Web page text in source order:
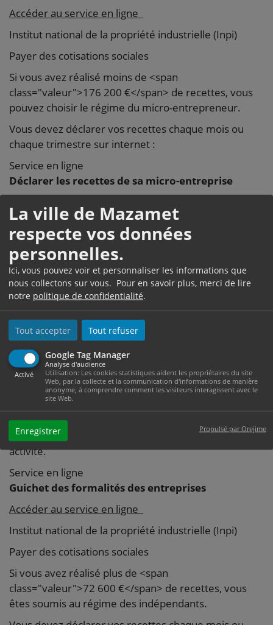
La ville de Mazamet
respecte vos données
personnelles.
Ici, vous pouvez voir et personnaliser les informations que
nous collectons sur vous. Pour en savoir plus, merci de lire
notre politique de confidentialité.
Tout accepter Tout refuser
Google Tag Manager
Activé
Analyse d'audience
Utilisation: Les cookies statistiques aident les propriétaires du site
Web, par la collecte et la communication d'informations de manière
anonyme, à comprendre comment les visiteurs interagissent avec le
site Web.
Enregistrer Propulsé par Orejime
Accéder au service en ligne
Institut national de la propriété industrielle (Inpi)
Payer des cotisations sociales
Si vous avez réalisé moins de <span
class="valeur">176 200 €</span> de recettes, vous
pouvez choisir le régime du micro-entrepreneur.
Vous devez déclarer vos recettes chaque mois ou
chaque trimestre sur internet :
Service en ligne
Déclarer les recettes de sa micro-entreprise
déclarer leurs recettes mensuellement ou
trimestriellement.
Permet de créer son auto-entreprise et de payer ses
cotisations sociales.
Accéder au service en ligne
Recettes supérieures à 172 600 €
Cas général
Déclarer votre activité
Vous devez vous enregistrer sur le guichet unique
des formalités des entreprises pour déclarer votre
activité.
Service en ligne
Guichet des formalités des entreprises
Accéder au service en ligne
Institut national de la propriété industrielle (Inpi)
Payer des cotisations sociales
Si vous avez réalisé plus de <span
class="valeur">72 600 €</span> de recettes, vous
êtes soumis au régime des indépendants.